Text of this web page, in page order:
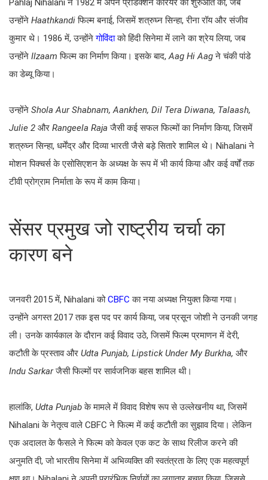
Pahlaj Nihalani ने 1982 में अपने प्रोडक्शन करियर की शुरुआत की, जब
उन्होंने Haathkandiफिल्म बनाई, जिसमें शत्रुघ्न सिन्हा, रीना रॉय और संजीव
कुमार थे। 1986 में, उन्होंनेगोविंदाको हिंदी सिनेमा में लाने का श्रेय लिया, जब
उन्होंने Ilzaam फिल्म का निर्माण किया। इसके बाद,Aag Hi Aagने चंकी पांडे
का डेब्यू किया।
उन्होंने Shola Aur Shabnam, Aankhen, Dil Tera Diwana, Talaash,
Julie 2 और Rangeela Raja जैसी कई सफल फिल्मों का निर्माण किया, जिसमें
शत्रुघ्न सिन्हा, धर्मेंद्र और दिव्या भारती जैसे बड़े सितारे शामिल थे। Nihalani ने
मोशन पिक्चर्स के एसोसिएशन के अध्यक्ष के रूप में भी कार्य किया और कई वर्षों तक
टीवी प्रोग्राम निर्माता के रूप में काम किया।
सेंसर प्रमुख जो राष्ट्रीय चर्चा का
कारण बने
जनवरी 2015 में, Nihalani कोCBFC का नया अध्यक्ष नियुक्त किया गया।
उन्होंने अगस्त 2017 तक इस पद पर कार्य किया, जब प्रसून जोशी ने उनकी जगह
ली। उनके कार्यकाल के दौरान कई विवाद उठे, जिसमें फिल्म प्रमाणन में देरी,
कटौती के प्रस्ताव और Udta Punjab, Lipstick Under My Burkha, और
Indu Sarkarजैसी फिल्मों पर सार्वजनिक बहस शामिल थी।
हालांकि, Udta Punjabके मामले में विवाद विशेष रूप से उल्लेखनीय था, जिसमें
Nihalani के नेतृत्व वाले CBFC ने फिल्म में कई कटौती का सुझाव दिया। लेकिन
एक अदालत के फैसले ने फिल्म को केवल एक कट के साथ रिलीज करने की
अनुमति दी, जो भारतीय सिनेमा में अभिव्यक्ति की स्वतंत्रता के लिए एक महत्वपूर्ण